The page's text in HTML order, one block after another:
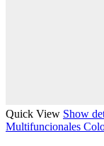
Quick View Show
Multifuncionales